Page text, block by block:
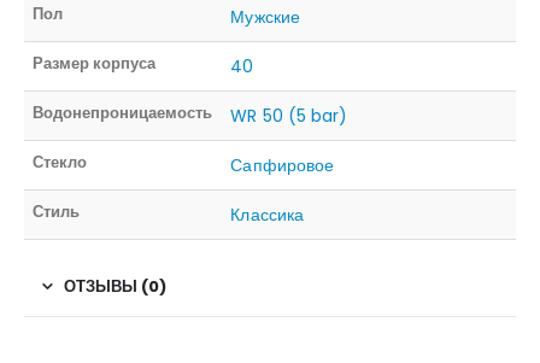
Пол Мужские
Размер корпуса 40
Водонепроницаемость WR 50 (5 bar)
Стекло Сапфировое
Стиль Классика
ОТЗЫВЫ (0)